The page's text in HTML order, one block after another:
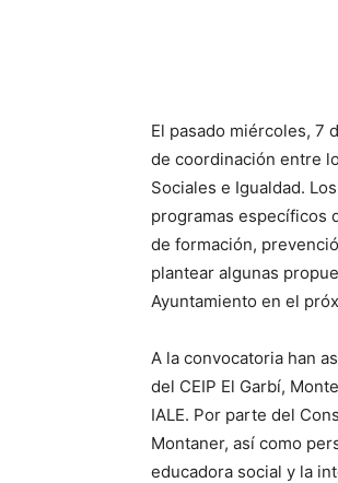
El pasado miércoles, 7
de coordinación entre
Sociales e Igualdad.
programas específicos
de formación,
plantear algunas
Ayuntamiento en el
A la convocatoria han
del CEIP El Garbí,
IALE. Por parte del
Montaner, así como
educadora social y la